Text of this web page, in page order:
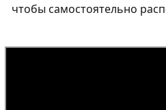
чтобы самостоятельно